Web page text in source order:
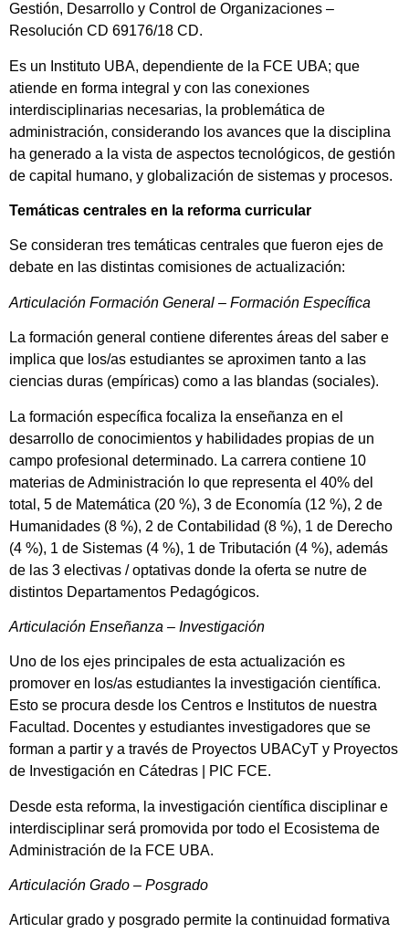
Gestión, Desarrollo y Control de Organizaciones –
Resolución CD 69176/18 CD.
Es un Instituto UBA, dependiente de la FCE UBA; que
atiende en forma integral y con las conexiones
interdisciplinarias necesarias, la problemática de
administración, considerando los avances que la disciplina
ha generado a la vista de aspectos tecnológicos, de gestión
de capital humano, y globalización de sistemas y procesos.
Temáticas centrales en la reforma curricular
Se consideran tres temáticas centrales que fueron ejes de
debate en las distintas comisiones de actualización:
Articulación Formación General – Formación Específica
La formación general contiene diferentes áreas del saber e
implica que los/as estudiantes se aproximen tanto a las
ciencias duras (empíricas) como a las blandas (sociales).
La formación específica focaliza la enseñanza en el
desarrollo de conocimientos y habilidades propias de un
campo profesional determinado. La carrera contiene 10
materias de Administración lo que representa el 40% del
total, 5 de Matemática (20 %), 3 de Economía (12 %), 2 de
Humanidades (8 %), 2 de Contabilidad (8 %), 1 de Derecho
(4 %), 1 de Sistemas (4 %), 1 de Tributación (4 %), además
de las 3 electivas / optativas donde la oferta se nutre de
distintos Departamentos Pedagógicos.
Articulación Enseñanza – Investigación
Uno de los ejes principales de esta actualización es
promover en los/as estudiantes la investigación científica.
Esto se procura desde los Centros e Institutos de nuestra
Facultad. Docentes y estudiantes investigadores que se
forman a partir y a través de Proyectos UBACyT y Proyectos
de Investigación en Cátedras | PIC FCE.
Desde esta reforma, la investigación científica disciplinar e
interdisciplinar será promovida por todo el Ecosistema de
Administración de la FCE UBA.
Articulación Grado – Posgrado
Articular grado y posgrado permite la continuidad formativa